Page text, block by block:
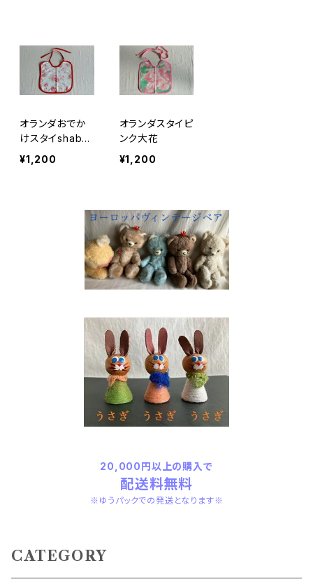
オランダおでか
けスタイshabb
y花柄
¥1,200
オランダスタイピ
ンク大花
¥1,200
20,000円以上の購入で
配送料無料
※ゆうパックでの発送となります※
CATEGORY